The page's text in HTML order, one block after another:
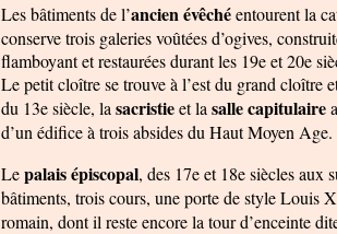
Les bâtiments de l’ancien évêchéentourent la
conserve trois galeries voûtées d’ogives,
flamboyant et restaurées durant les 19e et 20e
Le petit cloître se trouve à l’est du grand cloître
du 13e siècle, la sacristieet la salle capitulaire
d’un édifice à trois absides du Haut Moyen Age.
Lepalais épiscopal, des 17e et 18e siècles aux
bâtiments, trois cours, une porte de style Louis
romain, dont il reste encore la tour d’enceinte